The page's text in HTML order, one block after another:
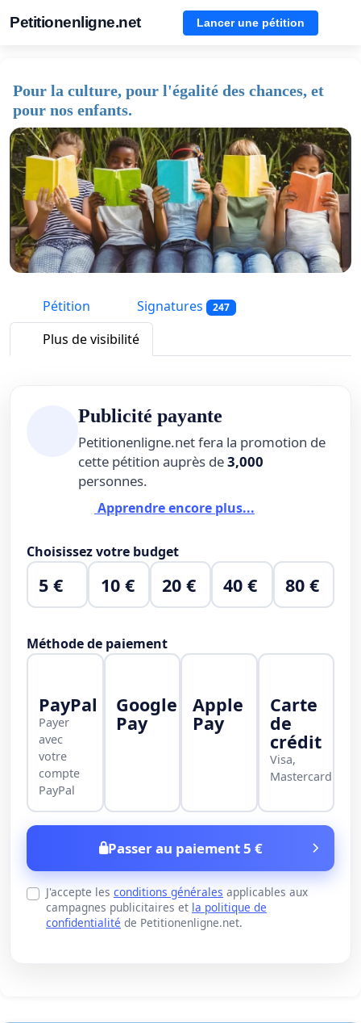
Petitionenligne.net Lancer une pétition
Pour la culture, pour l'égalité des chances, et
pour nos enfants.
Pétition Signatures 247
Plus de visibilité
Publicité payante
Petitionenligne.net fera la promotion de
cette pétition auprès de3,000
personnes.
Apprendre encore plus...
Choisissez votre budget
5 € 10 € 20 € 40 € 80 €
Méthode de paiement
PayPal
Payer
avec
votre
compte
PayPal
Google
Pay
Apple
Pay
Carte
de
crédit
Visa,
Mastercard
Passer au paiement 5 €
J'accepte les conditions générales applicables aux
campagnes publicitaires et la politique de
confidentialité de Petitionenligne.net.